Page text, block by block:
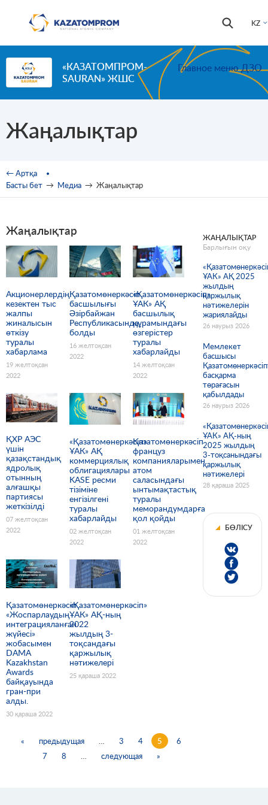
KZ
Іздестіру
«КАЗАТОМПРОМ-
SAURAN» ЖШС
Главное меню ДЗО
Жаңалықтар
You are here
← Артқа
Басты бет → Медиа → Жаңалықтар
Жаңалықтар
Акционерлердің
кезектен тыс
жалпы
жиналысын
өткізу
туралы
хабарлама
19 желтоқсан
2022
Қазатомөнеркәсіп
басшылығы
Әзірбайжан
Республикасында
болды
16 желтоқсан
2022
«Қазатомөнеркәсіп»
ҰАК» АҚ
басшылық
құрамындағы
өзгерістер
туралы
хабарлайды
14 желтоқсан
2022
ҚХР АЭС
үшін
қазақстандық
ядролық
отынның
алғашқы
партиясы
жеткізілді
07 желтоқсан
2022
«Қазатомөнеркәсіп»
ҰАК» АҚ
коммерциялық
облигациялары
KASE ресми
тізіміне
енгізілгені
туралы
хабарлайды
02 желтоқсан
2022
Қазатомөнеркәсіп
француз
компанияларымен
атом
саласындағы
ынтымақтастық
туралы
меморандумдарға
қол қойды
01 желтоқсан
2022
Қазатомөнеркәсіп
«Жоспарлаудың
интеграцияланған
жүйесі»
жобасымен
DAMA
Kazakhstan
Awards
байқауында
гран-при
алды.
30 қараша 2022
«Қазатомөнеркәсіп»
ҰАК» АҚ-ның
2022
жылдың 3-
тоқсандағы
қаржылық
нәтижелері
25 қараша 2022
Беттер
« предыдущая … 3 4 5
6
7
8 … следующая »
ЖАҢАЛЫҚТАР
Барлығын оқу
ҰАК» АҚ 2025
жылдың
қаржылық
нәтижелерін
жариялайды
26 наурыз 2026
Мемлекет
басшысы
басқарма
төрағасын
қабылдады
26 наурыз 2026
ҰАК» АҚ-ның
2025 жылдың
3-тоқсанындағы
қаржылық
нәтижелері
28 қараша 2025
БӨЛІСУ